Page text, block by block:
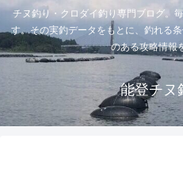
チヌ釣り・クロダイ釣り専門ブログ。
す。その実釣データをもとに、釣れる
のある攻略情報
能登チヌ